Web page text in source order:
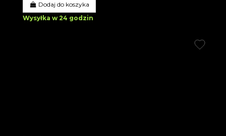
Dodaj do koszyka
Wysyłka w 24 godzin